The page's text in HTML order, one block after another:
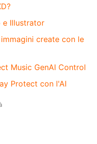
e Illustrator
create con le
Music GenAI Control
Protect con l'AI